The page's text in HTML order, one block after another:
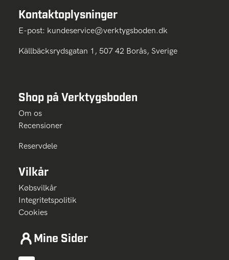
Kontaktoplysninger
E-post: kundeservice@verktygsboden.dk
Källbäcksrydsgatan 1, 507 42 Borås, Sverige
Shop på Verktygsboden
Om os
Recensioner
Reservdele
Vilkår
Købsvilkår
Integritetspolitik
Cookies
Mine Sider